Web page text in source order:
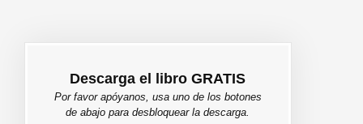
Descarga el libro GRATIS
Por favor apóyanos, usa uno de los botones
de abajo para desbloquear la descarga.